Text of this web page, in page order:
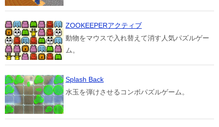
ZOOKEEPERアクティブ
動物をマウスで入れ替えて消す人気パズルゲー
ム。
Splash Back
水玉を弾けさせるコンボパズルゲーム。